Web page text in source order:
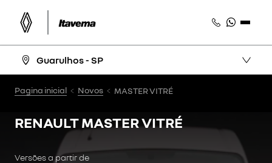
Guarulhos - SP
Pagina inicial Novos MASTER VITRÉ
RENAULTMASTER VITRÉ
Versões a partir de